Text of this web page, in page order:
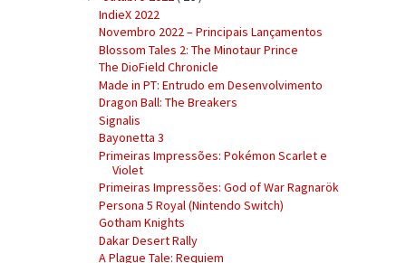
IndieX 2022
Novembro 2022 – Principais Lançamentos
Blossom Tales 2: The Minotaur Prince
The DioField Chronicle
Made in PT: Entrudo em Desenvolvimento
Dragon Ball: The Breakers
Signalis
Bayonetta 3
Primeiras Impressões: Pokémon Scarlet e
Violet
Primeiras Impressões: God of War Ragnarök
Persona 5 Royal (Nintendo Switch)
Gotham Knights
Dakar Desert Rally
A Plague Tale: Requiem